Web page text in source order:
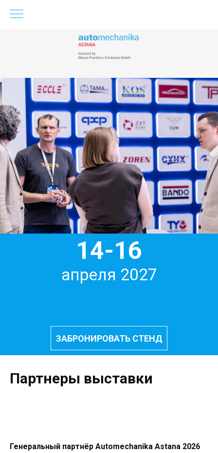
ЗАБРОНИРОВАТЬ СТЕНД
14-16
апреля 2027
Партнеры выставки
Генеральный партнёр Automechanika Astana 2026